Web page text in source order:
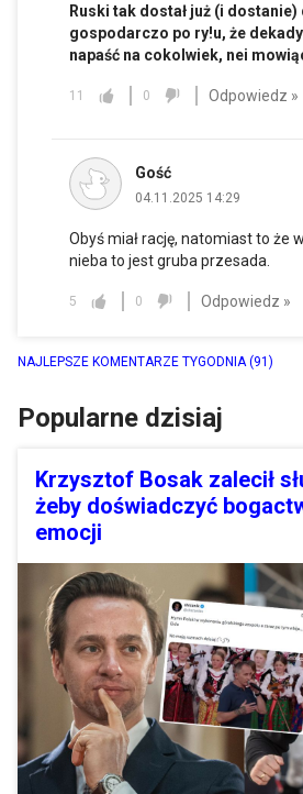
Ruski tak dostał już (i
gospodarczo po ry!u, że
napaść na cokolwiek, nei
11 0 Odpowiedz »
Gość
04.11.2025 14:29
Obyś miał rację, natomiast to że
nieba to jest gruba przesada.
5 0 Odpowiedz »
NAJLEPSZE KOMENTARZE TYGODNIA(91)
Popularne dzisiaj
Krzysztof Bosak zalecił
żeby doświadczyć
emocji